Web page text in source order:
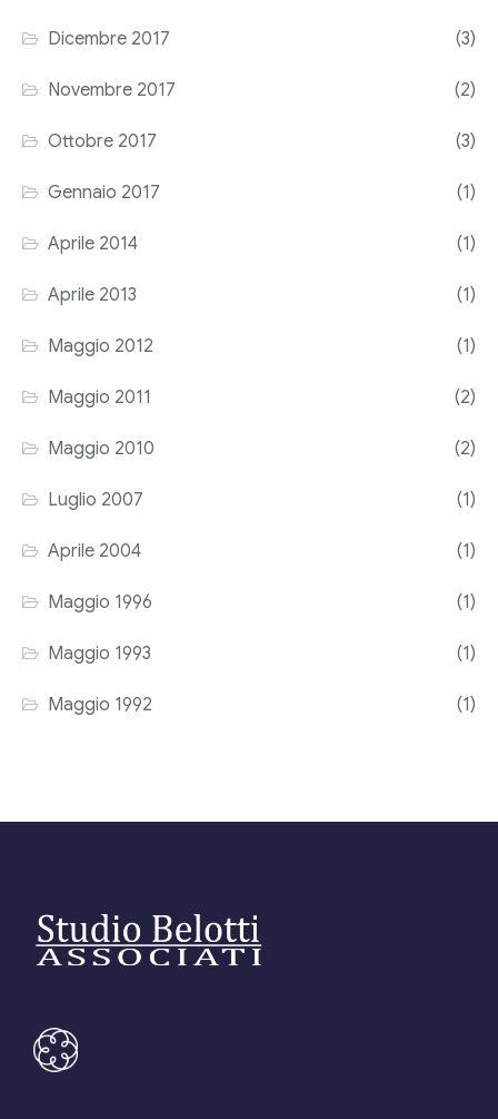
Dicembre 2017 (3)
Novembre 2017 (2)
Ottobre 2017 (3)
Gennaio 2017 (1)
Aprile 2014 (1)
Aprile 2013 (1)
Maggio 2012 (1)
Maggio 2011 (2)
Maggio 2010 (2)
Luglio 2007 (1)
Aprile 2004 (1)
Maggio 1996 (1)
Maggio 1993 (1)
Maggio 1992 (1)